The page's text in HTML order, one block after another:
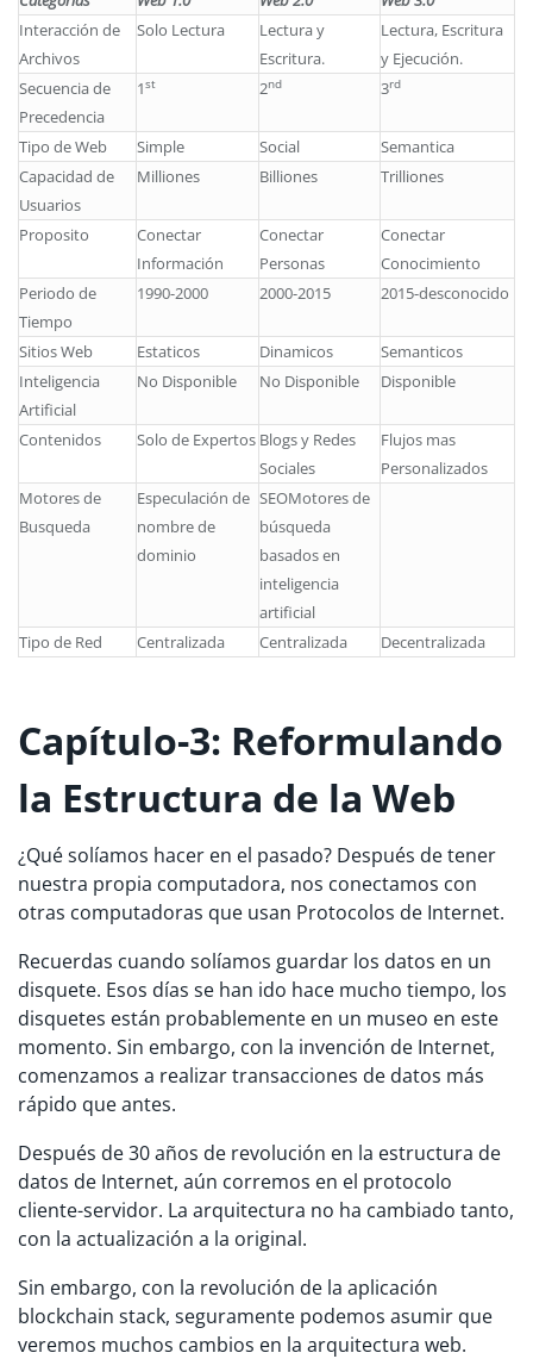
Interacción de
Archivos
Solo Lectura
Lectura y
Escritura.
Lectura, Escritura
y Ejecución.
Secuencia de
Precedencia
1st 2nd 3rd
Tipo de Web Simple Social
Semantica
Capacidad de
Usuarios
Milliones Billiones Trilliones
Proposito
Conectar
Información
Conectar
Personas
Conectar
Conocimiento
Periodo de
Tiempo
1990-2000 2000-2015 2015-desconocido
Sitios Web Estaticos Dinamicos
Semanticos
Inteligencia
Artificial
No Disponible No Disponible Disponible
Contenidos Solo de Expertos Blogs y Redes
Sociales
Flujos mas
Personalizados
Motores de
Busqueda
Especulación de
nombre de
dominio
SEOMotores de
búsqueda
basados en
inteligencia
artificial
Tipo de Red
Centralizada Centralizada Decentralizada
Capítulo-3: Reformulando
la Estructura de la Web
¿Qué solíamos hacer en el pasado? Después de tener
nuestra propia computadora, nos conectamos con
otras computadoras que usan Protocolos de Internet.
Recuerdas cuando solíamos guardar los datos en un
disquete. Esos días se han ido hace mucho tiempo, los
disquetes están probablemente en un museo en este
momento. Sin embargo, con la invención de Internet,
comenzamos a realizar transacciones de datos más
rápido que antes.
Después de 30 años de revolución en la estructura de
datos de Internet, aún corremos en el protocolo
cliente-servidor. La arquitectura no ha cambiado tanto,
con la actualización a la original.
Sin embargo, con la revolución de la aplicación
blockchain stack, seguramente podemos asumir que
veremos muchos cambios en la arquitectura web.